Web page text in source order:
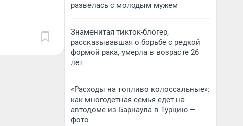
развелась с молодым мужем
Знаменитая тикток-блогер,
рассказывавшая о борьбе с редкой
формой рака, умерла в возрасте 26
лет
«Расходы на топливо колоссальные»:
как многодетная семья едет на
автодоме из Барнаула в Турцию —
фото